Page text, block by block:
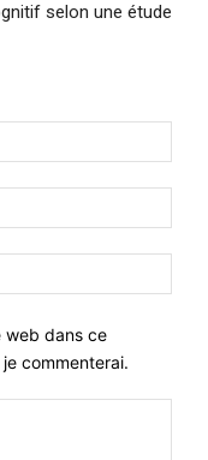
selon une étude
:*
:*
:
web dans ce
commenterai.